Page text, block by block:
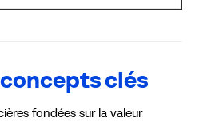
clés
fondées sur la valeur